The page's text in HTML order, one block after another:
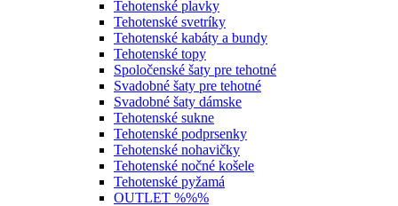
Tehotenské plavky
Tehotenské svetríky
Tehotenské kabáty a bundy
Tehotenské topy
Spoločenské šaty pre tehotné
Svadobné šaty pre tehotné
Svadobné šaty dámske
Tehotenské sukne
Tehotenské podprsenky
Tehotenské nohavičky
Tehotenské nočné košele
Tehotenské pyžamá
OUTLET %%%